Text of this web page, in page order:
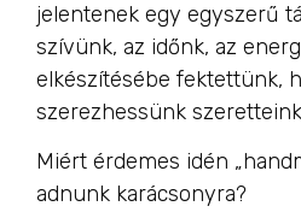
jelentenek egy egyszerű
szívünk, az időnk, az
elkészítésébe fektettünk,
szerezhessünk
Miért érdemes idén
adnunk karácsonyra?